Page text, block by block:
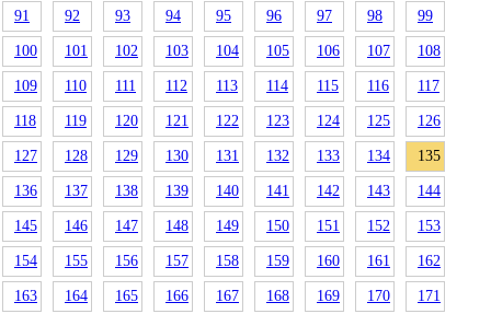
91 92 93 94 95 96 97 98 99
100 101 102 103 104 105 106 107 108
109 110 111 112 113 114 115 116 117
118 119 120 121 122 123 124 125 126
127 128 129 130 131 132 133 134 135
136 137 138 139 140 141 142 143 144
145 146 147 148 149 150 151 152 153
154 155 156 157 158 159 160 161 162
163 164 165 166 167 168 169 170 171